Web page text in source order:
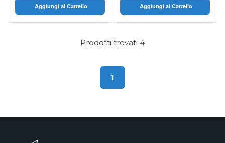
Aggiungi al Carrello Aggiungi al Carrello
Prodotti trovati 4
1